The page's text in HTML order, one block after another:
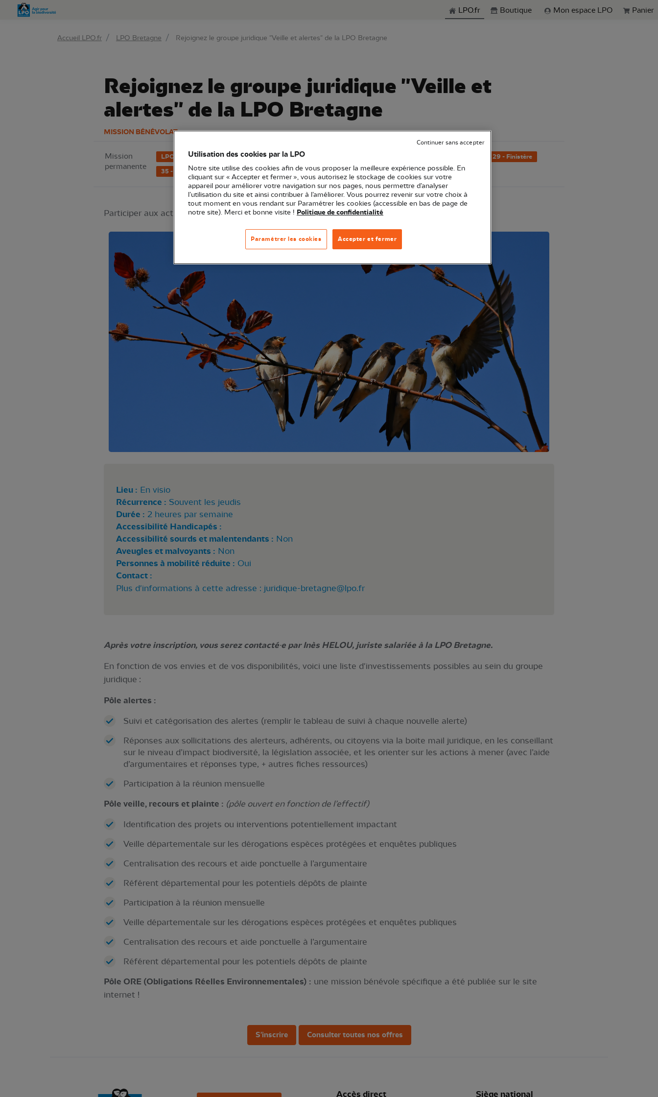
Aller à la rechercheLPO.fr Boutique Mon espace LPO Panier
Accueil LPO.fr LPO Bretagne Rejoignez le groupe juridique "Veille et alertes" de la LPO Bretagne
Rejoignez le groupe juridique "Veille et
alertes" de la LPO Bretagne
MISSION BÉNÉVOLAT
Mission
permanente
LPO Bretagne Spécialiste Sentinelle
29 - Finistère
35 - Ille-et-Vilaine
56 - Morbihan Suivi/Gestion Support administratif Surveillance
Participer aux actions juridiques de la LPO Bretagne !
Lieu : En visio
Récurrence : Souvent les jeudis
Durée : 2 heures par semaine
Accessibilité Handicapés :
Accessibilité sourds et malentendants : Non
Aveugles et malvoyants : Non
Personnes à mobilité réduite : Oui
Contact :
Plus d'informations à cette adresse : juridique-bretagne@lpo.fr
Après votre inscription, vous serez contacté·e par Inès HELOU, juriste salariée à la LPO Bretagne.
En fonction de vos envies et de vos disponibilités, voici une liste d'investissements possibles au sein du groupe
juridique :
Pôle alertes :
Suivi et catégorisation des alertes (remplir le tableau de suivi à chaque nouvelle alerte)
Réponses aux sollicitations des alerteurs, adhérents, ou citoyens via la boite mail juridique, en les conseillant
sur le niveau d’impact biodiversité, la législation associée, et les orienter sur les actions à mener (avec l’aide
d’argumentaires et réponses type, + autres fiches ressources)
Participation à la réunion mensuelle
Pôle veille, recours et plainte : (pôle ouvert en fonction de l’effectif)
Identification des projets ou interventions potentiellement impactant
Veille départementale sur les dérogations espèces protégées et enquêtes publiques
Centralisation des recours et aide ponctuelle à l’argumentaire
Référent départemental pour les potentiels dépôts de plainte
Participation à la réunion mensuelle
Veille départementale sur les dérogations espèces protégées et enquêtes publiques
Centralisation des recours et aide ponctuelle à l’argumentaire
Référent départemental pour les potentiels dépôts de plainte
Pôle ORE (Obligations Réelles Environnementales) : une mission bénévole spécifique a été publiée sur le site
internet !
S'inscrire Consulter toutes nos offres
Accès direct Siège national
Utilisation des cookies par la LPO
Notre site utilise des cookies afin de vous proposer la meilleure expérience possible. En
cliquant sur « Accepter et fermer », vous autorisez le stockage de cookies sur votre
appareil pour améliorer votre navigation sur nos pages, nous permettre d’analyser
l’utilisation du site et ainsi contribuer à l’améliorer. Vous pourrez revenir sur votre choix à
tout moment en vous rendant sur Paramétrer les cookies (accessible en bas de page de
notre site). Merci et bonne visite ! Politique de confidentialité
Accepter et fermer
Paramétrer les cookies
Continuer sans accepter